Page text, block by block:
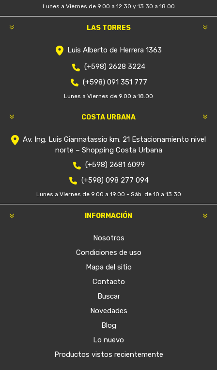
Lunes a Viernes de 9.00 a 12.30 y 13.30 a 18.00
LAS TORRES
Luis Alberto de Herrera 1363
(+598) 2628 3224
(+598) 091 351 777
Lunes a Viernes de 9.00 a 18.00
COSTA URBANA
Av. Ing. Luis Giannatassio km. 21 Estacionamiento nivel
norte – Shopping Costa Urbana
(+598) 2681 6099
(+598) 098 277 094
Lunes a Viernes de 9.00 a 19.00 - Sáb. de 10 a 13:30
INFORMACIÓN
Nosotros
Condiciones de uso
Mapa del sitio
Contacto
Buscar
Novedades
Blog
Lo nuevo
Productos vistos recientemente